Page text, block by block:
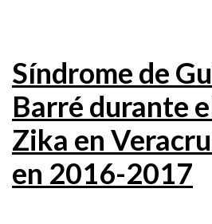
Síndrome de
Barré durante
Zika en
en 2016-2017